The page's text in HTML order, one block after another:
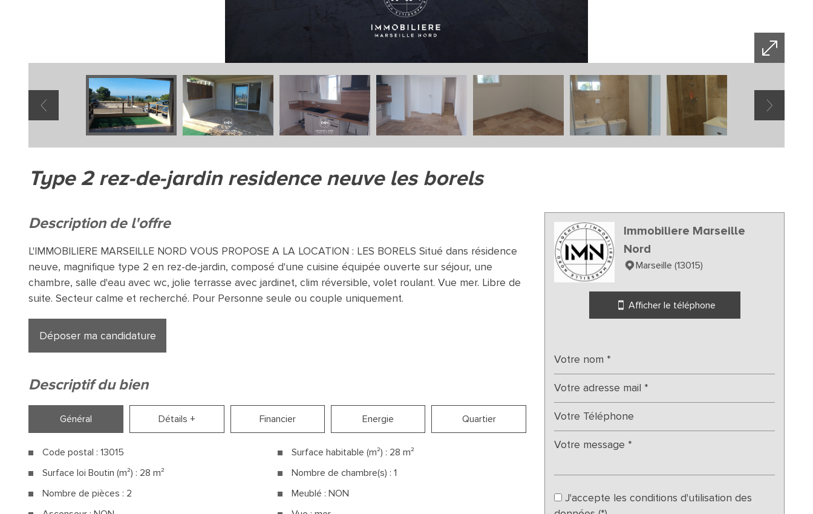
type 2 rez-de-jardin residence neuve les borels
description de l'offre
L'IMMOBILIERE MARSEILLE NORD VOUS PROPOSE A LA LOCATION : LES BORELS Situé dans résidence
neuve, magnifique type 2 en rez-de-jardin, composé d'une cuisine équipée ouverte sur séjour, une
chambre, salle d'eau avec wc, jolie terrasse avec jardinet, clim réversible, volet roulant. Vue mer. Libre de
suite. Secteur calme et recherché. Pour Personne seule ou couple uniquement.
Déposer ma candidature
descriptif du bien
Général Détails + Financier Energie Quartier
Code postal : 13015
Surface habitable (m²) : 28 m²
Surface loi Boutin (m²) : 28 m²
Nombre de chambre(s) : 1
Nombre de pièces : 2
Meublé : NON
Immobiliere Marseille
Nord
Marseille (13015)
Afficher le téléphone
J'accepte les conditions d'utilisation des